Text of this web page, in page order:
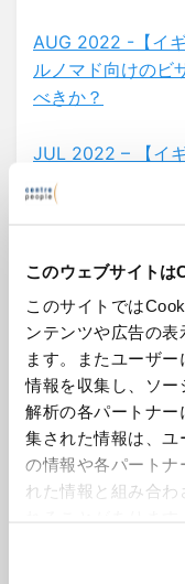
このウェブサイト
このサイトでは
ンテンツや広告の
ます。またユーザ
情報を収集し、ソー
解析の各パートナー
集された情報は、
の情報や各パートナ
れた情報と組み合わ
AUG 2022 -【イ
ルノマド向けのビ
べきか？
JUL 2022 – 【イ
トワーク – 雇用主
の提供
MAY 2022 – 男女
APR 2022 – 新規
ビジネス・モビリ
MAR 2022 – ウク